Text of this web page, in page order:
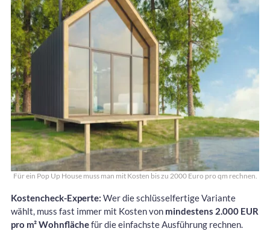
Für ein Pop Up House muss man mit Kosten bis zu 2000 Euro pro qm rechnen.
Kostencheck-Experte: Wer die schlüsselfertige Variante
wählt, muss fast immer mit Kosten von mindestens 2.000 EUR
pro m² Wohnflächefür die einfachste Ausführung rechnen.